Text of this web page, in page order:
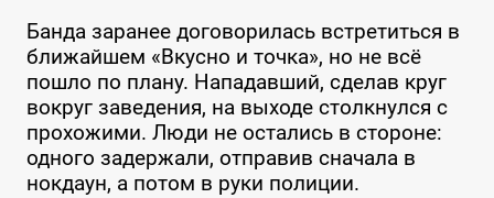
Банда заранее договорилась встретиться в
ближайшем «Вкусно и точка», но не всё
пошло по плану. Нападавший, сделав круг
вокруг заведения, на выходе столкнулся с
прохожими. Люди не остались в стороне:
одного задержали, отправив сначала в
нокдаун, а потом в руки полиции.